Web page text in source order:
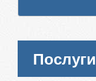
Послуги